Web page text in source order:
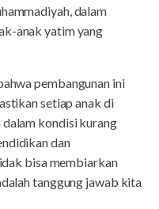
dalam
anak yatim yang
pembangunan ini
setiap anak di
dalam kondisi kurang
dan
bisa membiarkan
tanggung jawab kita